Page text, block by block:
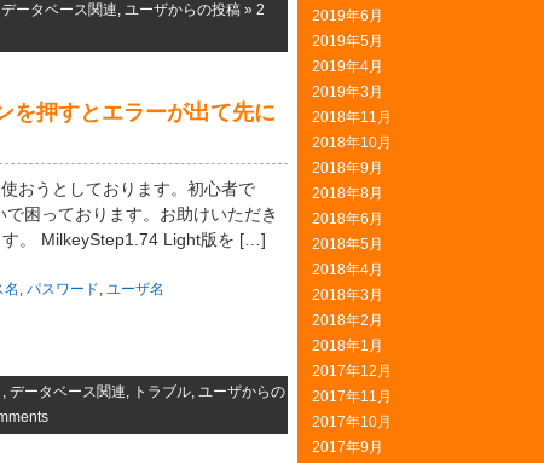
データベース関連, ユーザからの投稿 » 2
を押すとエラーが出て先に
おうとしております。初心者で
困っております。お助けいただき
。 MilkeyStep1.74 Light版を […]
名 , パスワード, ユーザ名
, データベース関連, トラブル, ユーザからの
2019年6月
2019年5月
2019年4月
2019年3月
2018年11月
2018年10月
2018年9月
2018年8月
2018年6月
2018年5月
2018年4月
2018年3月
2018年2月
2018年1月
2017年12月
2017年11月
2017年10月
2017年9月